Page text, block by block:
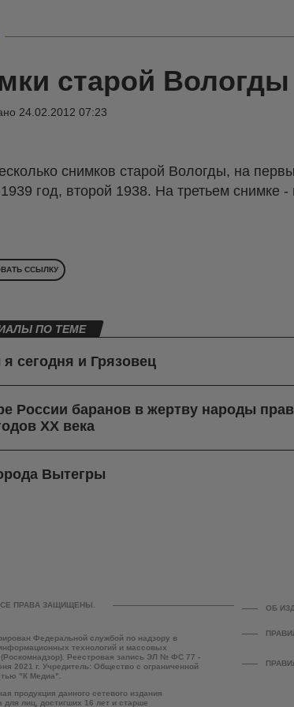
старой Вологды
24.02.2012 07:23
снимков старой Вологды, на
год, второй 1938. На третьем снимке
ССЫЛКУ
ПО ТЕМЕ
я сегодня и Грязовец
России баранов в жертву народы
ХХ века
Вытегры
ПРАВА ЗАЩИЩЕНЫ.
Федеральной службой по надзору в
технологий и массовых
(Роскомнадзор). Реестровая запись ЭЛ № ФС 77 -
2021 г. Учредитель: Общество с ограниченной
"К Медиа".
продукция данного сетевого издания
для лиц, достигших 16 лет и старше
ОБ